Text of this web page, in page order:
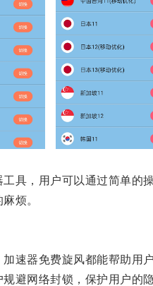
，用户可以通过简单的操
烦。
器免费旋风都能帮助用户
网络封锁，保护用户的隐